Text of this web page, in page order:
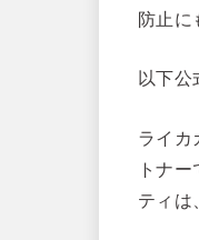
防止に
以下公
ライカ
トナ
ティは